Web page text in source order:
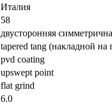
Италия
58
двусторонняя
tapered tang (накладной
pvd coating
upswept point
flat grind
6.0